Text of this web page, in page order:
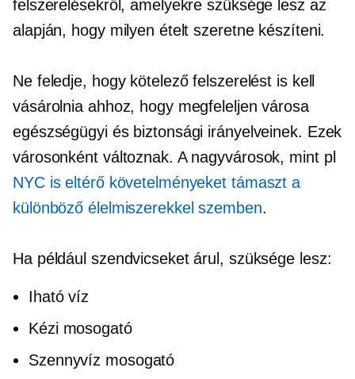
felszerelésekről, amelyekre szüksége lesz az
alapján, hogy milyen ételt szeretne készíteni.
Ne feledje, hogy kötelező felszerelést is kell
vásárolnia ahhoz, hogy megfeleljen városa
egészségügyi és biztonsági irányelveinek. Ezek
városonként változnak. A nagyvárosok, mint pl
NYC is eltérő követelményeket támaszt a
különböző élelmiszerekkel szemben.
Ha például szendvicseket árul, szüksége lesz:
Iható víz
Kézi mosogató
Szennyvíz mosogató